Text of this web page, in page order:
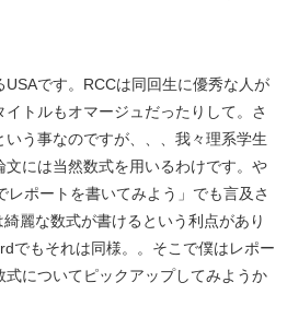
USAです。RCCは同回生に優秀な人が
トルもオマージュだったりして。さ
う事なのですが、、、我々理系学生
文には当然数式を用いるわけです。や
レポートを書いてみよう」でも言及さ
麗な数式が書けるという利点があり
でもそれは同様。。そこで僕はレポー
式についてピックアップしてみようか